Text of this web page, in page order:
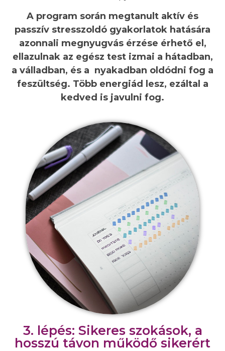
A program során megtanult aktív és
passzív stresszoldó gyakorlatok hatására
azonnali megnyugvás érzése érhető el,
ellazulnak az egész test izmai a hátadban,
a válladban, és a nyakadban oldódni fog a
feszültség. Több energiád lesz, ezáltal a
kedved is javulni fog.
3. lépés: Sikeres szokások, a
hosszú távon működő sikerért